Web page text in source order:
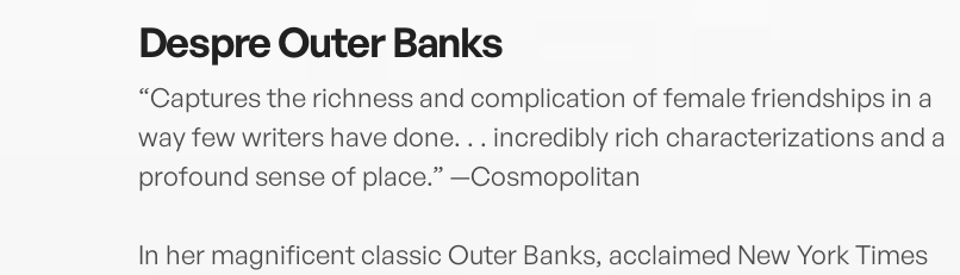
DespreOuter Banks
“Captures the richness and complication of female friendships in a
way few writers have done. . . incredibly rich characterizations and a
profound sense of place.” —Cosmopolitan
In her magnificent classic Outer Banks, acclaimed New York Times